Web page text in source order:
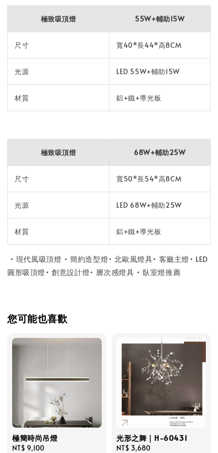
極致吸頂燈 55W+輔助15W
尺寸 寬40*長44*高8CM
光源 LED 55W+輔助15W
材質 鋁+鐵+導光板
極致吸頂燈 68W+輔助25W
尺寸 寬50*長54*高8CM
光源 LED 68W+輔助25W
材質 鋁+鐵+導光板
• 現代風吸頂燈 • 簡約造型燈• 北歐風燈具• 客廳主燈• LED
圓形吸頂燈• 創意設計燈• 層次感燈具 • 臥室燈推薦
您可能也喜歡
極簡時尚吊燈
Regular
NT$ 9,100
光形之舞｜H-60431
Regular
NT$ 3,680